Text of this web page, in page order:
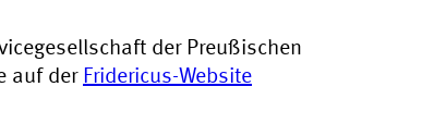
der Preußischen
auf der Fridericus-Website